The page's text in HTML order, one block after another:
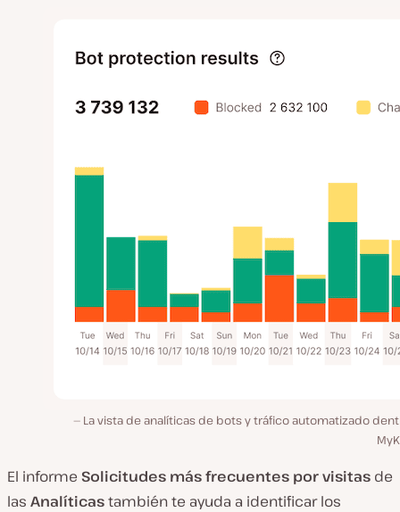
La vista de analíticas de bots y tráfico automatizado
El informe Solicitudes más frecuentes por visitas de
las Analíticastambién te ayuda a identificar los